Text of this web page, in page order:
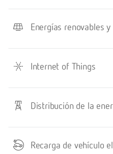
Energías renovables
Internet of Things
Distribución de la
Recarga de vehículo